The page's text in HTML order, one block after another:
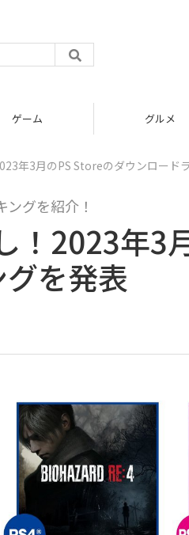
ゲーム グルメ
年3月のPS Storeのダウンロード
グを紹介！
！2023年3
を発表